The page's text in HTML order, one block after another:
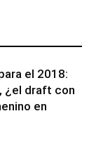
el 2018:
¿el draft con
en